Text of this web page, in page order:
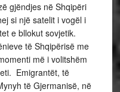
gjëndjes në Shqipëri
si një satelit i vogël i
e bllokut sovjetik.
të Shqipërisë me
më i volitshëm
Emigrantët, të
të Gjermanisë, në